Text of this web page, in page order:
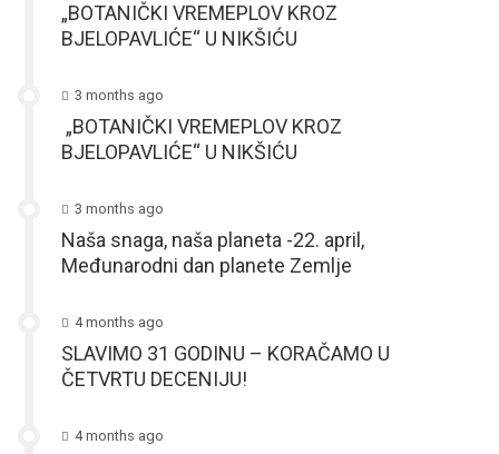
„BOTANIČKI VREMEPLOV KROZ
BJELOPAVLIĆE“ U NIKŠIĆU
3 months ago
„BOTANIČKI VREMEPLOV KROZ
BJELOPAVLIĆE“ U NIKŠIĆU
3 months ago
Naša snaga, naša planeta -22. april,
Međunarodni dan planete Zemlje
4 months ago
SLAVIMO 31 GODINU – KORAČAMO U
ČETVRTU DECENIJU!
4 months ago